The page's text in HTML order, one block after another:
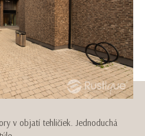
v objatí tehličiek. Jednoduchá